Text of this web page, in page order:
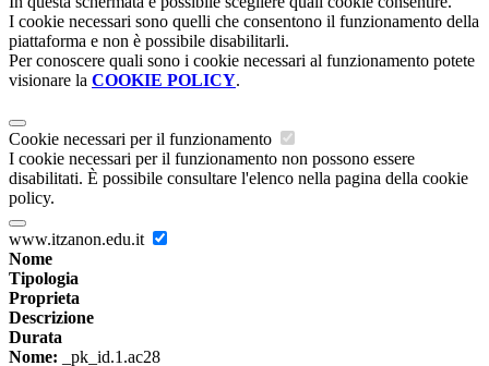
I cookie necessari sono quelli che consentono il funzionamento della
piattaforma e non è possibile disabilitarli.
Per conoscere quali sono i cookie necessari al funzionamento potete
visionare la COOKIE POLICY.
Cookie necessari per il funzionamento
I cookie necessari per il funzionamento non possono essere
disabilitati. È possibile consultare l'elenco nella pagina della cookie
policy.
www.itzanon.edu.it
Nome
Tipologia
Proprieta
Descrizione
Durata
Nome: _pk_id.1.ac28